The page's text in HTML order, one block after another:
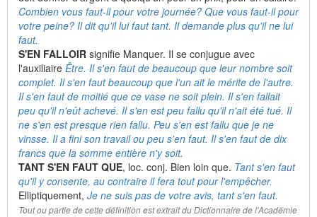
Combien vous faut-il pour votre journée? Que vous faut-il pour
votre peine? Il dit qu'il lui faut tant. Il demande plus qu'il ne lui
faut.
S'EN FALLOIR signifie Manquer. Il se conjugue avec
l'auxiliaire Être. Il s'en faut de beaucoup que leur nombre soit
complet. Il s'en faut beaucoup que l'un ait le mérite de l'autre.
Il s'en faut de moitié que ce vase ne soit plein. Il s'en fallait
peu qu'il n'eût achevé. Il s'en est peu fallu qu'il n'ait été tué. Il
ne s'en est presque rien fallu. Peu s'en est fallu que je ne
vinsse. Il a fini son travail ou peu s'en faut. Il s'en faut de dix
francs que la somme entière n'y soit.
TANT S'EN FAUT QUE, loc. conj. Bien loin que. Tant s'en faut
qu'il y consente, au contraire il fera tout pour l'empêcher.
Elliptiquement, Je ne suis pas de votre avis, tant s'en faut.
Tout ou partie de cette définition est extrait du Dictionnaire de l'Académie